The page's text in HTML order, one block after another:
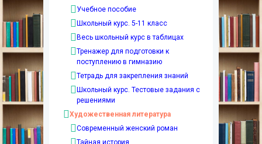
Учебное пособие
Школьный курс. 5-11 класс
Весь школьный курс в таблицах
Тренажер для подготовки к
поступлению в гимназию
Тетрадь для закрепления знаний
Школьный курс. Тестовые задания с
решениями
Художественная литература
Современный женский роман
Тайная история